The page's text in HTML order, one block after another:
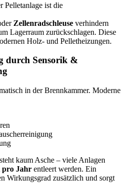
Pelletanlage ist die
Zellenradschleuse verhindern
Lagerraum zurückschlagen. Diese
Holz- und Pelletheizungen.
durch Sensorik &
in der Brennkammer. Moderne
kaum Asche – viele Anlagen
pro Jahr entleert werden. Ein
Wirkungsgrad zusätzlich und sorgt